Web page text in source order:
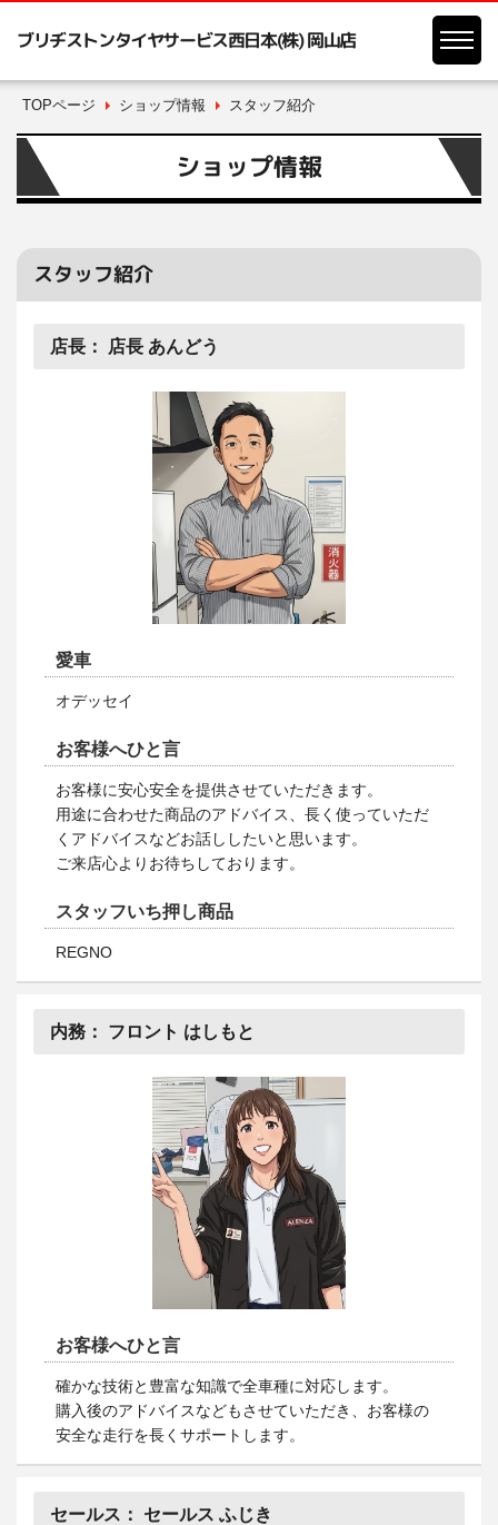
ブリヂストンタイヤサービス西日本(株) 岡山店
TOPページ ショップ情報 スタッフ紹介
ショップ情報
スタッフ紹介
店長： 店長 あんどう
愛車
オデッセイ
お客様へひと言
お客様に安心安全を提供させていただきます。
用途に合わせた商品のアドバイス、長く使っていただ
くアドバイスなどお話ししたいと思います。
ご来店心よりお待ちしております。
スタッフいち押し商品
REGNO
内務： フロント はしもと
お客様へひと言
確かな技術と豊富な知識で全車種に対応します。
購入後のアドバイスなどもさせていただき、お客様の
安全な走行を長くサポートします。
セールス： セールス ふじき